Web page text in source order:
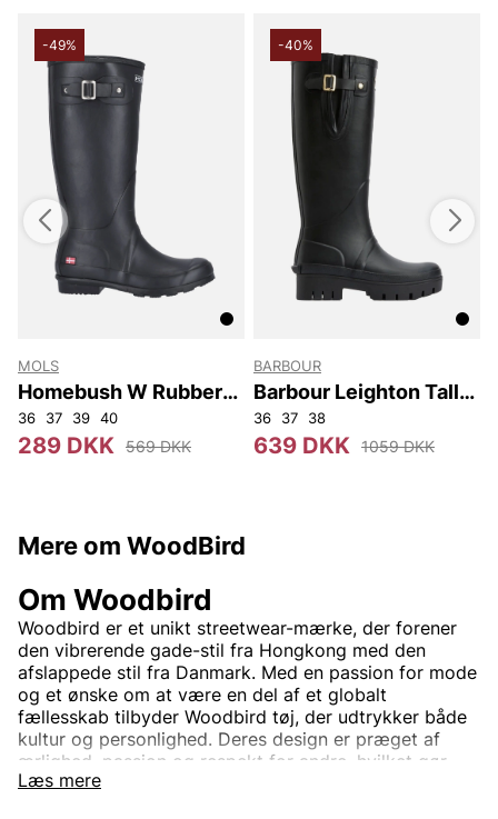
50 52 54 56 92
-49%
MOLS
Homebush W Rubber
Boot
36 37 39 40
289 DKK 569 DKK
-40%
BARBOUR
Barbour Leighton Tall
Welly
36 37 38
639 DKK 1059 DKK
Mere om WoodBird
Læs mere
Om Woodbird
Woodbird er et unikt streetwear-mærke, der forener
den vibrerende gade-stil fra Hongkong med den
afslappede stil fra Danmark. Med en passion for mode
og et ønske om at være en del af et globalt
fællesskab tilbyder Woodbird tøj, der udtrykker både
kultur og personlighed. Deres design er præget af
ærlighed, passion og respekt for andre, hvilket gør
hvert plagg til mere end blot mode – det er en livsstil.